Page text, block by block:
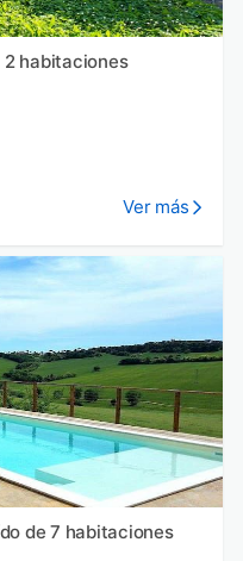
2 habitaciones
Ver más
de 7 habitaciones